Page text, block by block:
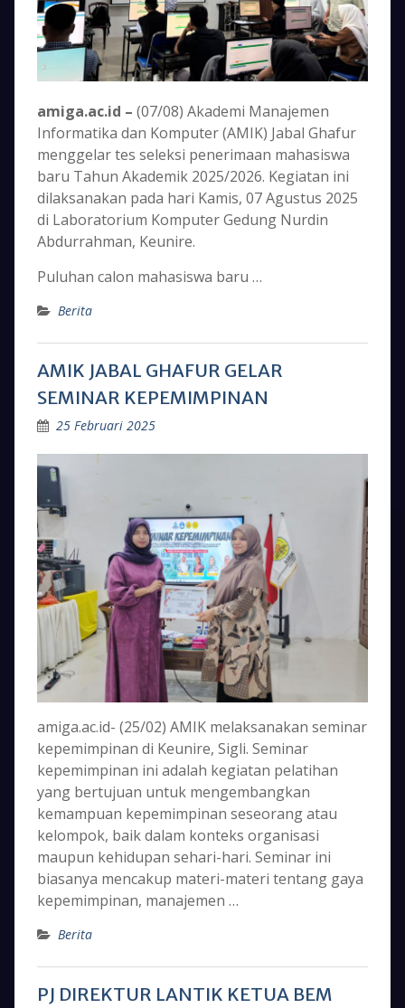
amiga.ac.id – (07/08) Akademi Manajemen
Informatika dan Komputer (AMIK) Jabal Ghafur
menggelar tes seleksi penerimaan mahasiswa
baru Tahun Akademik 2025/2026. Kegiatan ini
dilaksanakan pada hari Kamis, 07 Agustus 2025
di Laboratorium Komputer Gedung Nurdin
Abdurrahman, Keunire.
Puluhan calon mahasiswa baru …
Berita
AMIK JABAL GHAFUR GELAR
SEMINAR KEPEMIMPINAN
25 Februari 2025
amiga.ac.id- (25/02) AMIK melaksanakan seminar
kepemimpinan di Keunire, Sigli. Seminar
kepemimpinan ini adalah kegiatan pelatihan
yang bertujuan untuk mengembangkan
kemampuan kepemimpinan seseorang atau
kelompok, baik dalam konteks organisasi
maupun kehidupan sehari-hari. Seminar ini
biasanya mencakup materi-materi tentang gaya
kepemimpinan, manajemen …
Berita
PJ DIREKTUR LANTIK KETUA BEM